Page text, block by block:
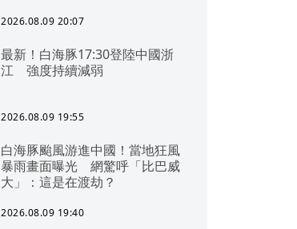
2026.08.09 20:07
最新！白海豚17:30登陸中國浙
江 強度持續減弱
2026.08.09 19:55
白海豚颱風游進中國！當地狂風
暴雨畫面曝光 網驚呼「比巴威
大」：這是在渡劫？
2026.08.09 19:40